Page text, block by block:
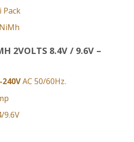
Pack
2VOLTS 8.4V / 9.6V –
240VAC 50/60Hz.
9.6V